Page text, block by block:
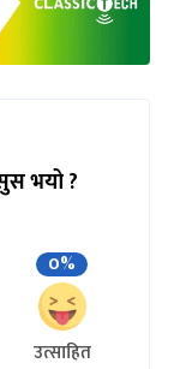
भयो ?
0%
उत्साहित